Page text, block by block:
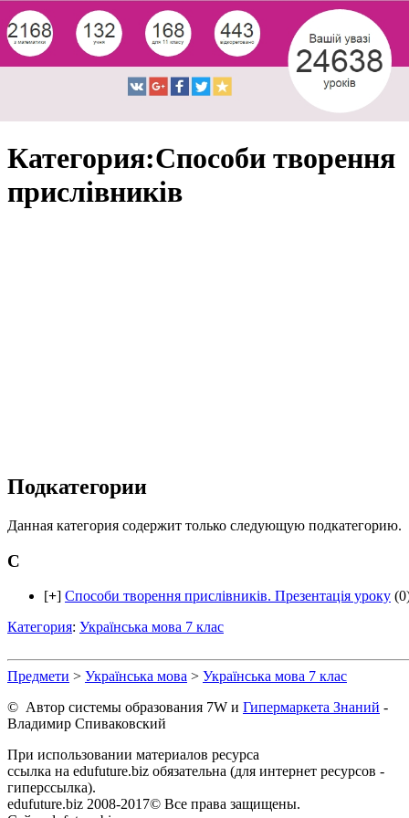
Категория:Способи творення
прислівників
Подкатегории
Данная категория содержит только следующую подкатегорию.
С
[+] Способи творення прислівників. Презентація уроку
Категория: Українська мова 7 клас
Предмети > Українська мова > Українська мова 7 клас
© Автор системы образования 7W и Гипермаркета Знаний -
Владимир Спиваковский
При использовании материалов ресурса
ссылка на edufuture.biz обязательна (для интернет ресурсов -
гиперссылка).
edufuture.biz 2008-2017© Все права защищены.